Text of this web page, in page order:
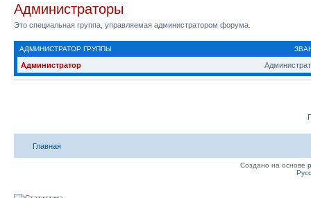
Администраторы
Это специальная группа, управляемая администратором форума.
АДМИНИСТРАТОР ГРУППЫ
Администратор
Главная
Создано на основе